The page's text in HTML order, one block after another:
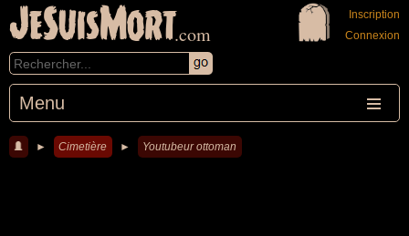
JeSuisMort.com
Menu
Inscription
Connexion
► Cimetière ► Youtubeur ottoman